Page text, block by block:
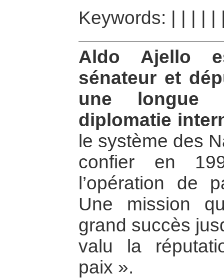
Keywords:
Aldo Ajello
sénateur et
une longue
diplomatie
le système des
confier en
l’opération de
Une mission
grand succès
valu la
paix ».